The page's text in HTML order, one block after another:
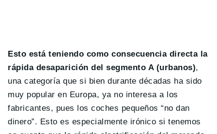
Esto está teniendo como consecuencia directa la
rápida desaparición del segmento A (urbanos),
una categoría que si bien durante décadas ha sido
muy popular en Europa, ya no interesa a los
fabricantes, pues los coches pequeños “no dan
dinero”. Esto es especialmente irónico si tenemos